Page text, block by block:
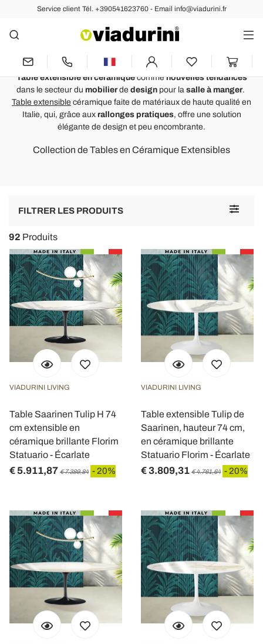
Service client Tél. +390541623760 - Email info@viadurini.fr
Table Céramique Extensible
Avis : Note Moyenne : 5,0
Table à manger extensible 2,8 m en céramique et pieds en métal
- Paoluccio
Magnifique table en céramique, facile a monter, la qualité de la
Tres bon rapport qualite /prix
Table extensible en céramiquecommenouvelles tendances
dans le secteur du mobilierde design pour la salle à manger.
Table extensible céramique faite de matériaux de haute qualité en
Italie, qui, grâce aux rallonges pratiques, offre une solution
élégante de design et peu encombrante.
Collection de Tables en Céramique Extensibles
Toggle
FILTRER LES PRODUITS
92 Produits
VIADURINI LIVING
Table Saarinen Tulip H 74
cm extensible en
céramique brillante Florim
Statuario - Écarlate
€ 5.911,87 € 7.389,84 - 20%
VIADURINI LIVING
Table extensible Tulip de
Saarinen, hauteur 74 cm,
en céramique brillante
Statuario Florim - Écarlate
€ 3.809,31 € 4.761,64 - 20%